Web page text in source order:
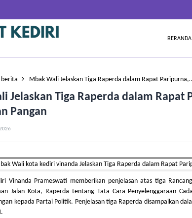
BERANDA
berita Mbak Wali Jelaskan Tiga Raperda dalam Rapat
Jelaskan Tiga Raperda dalam Rapat
Pangan
Vinanda Prameswati memberikan penjelasan atas tiga
Jalan Kota, Raperda tentang Tata Cara Penyelenggaraan
kepada Partai Politik. Penjelasan tiga Raperda disampaikan